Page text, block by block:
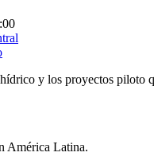
y los proyectos piloto
América Latina.